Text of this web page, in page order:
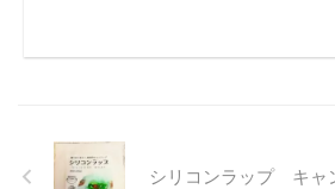
シリコンラップ キャ